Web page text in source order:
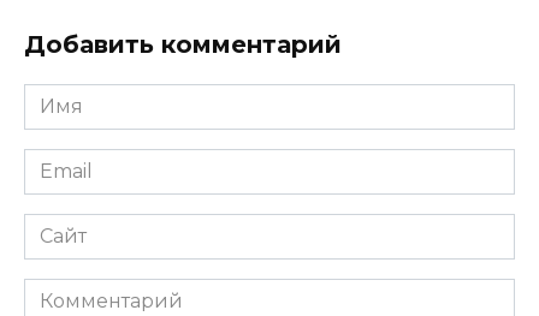
Добавить комментарий
Имя
Email
Сайт
Комментарий